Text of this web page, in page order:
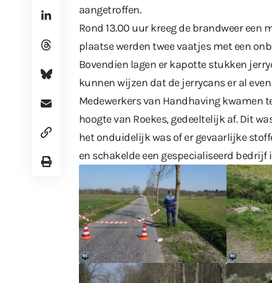
aangetroffen.
Rond 13.00 uur kreeg de brandweer een
plaatse werden twee vaatjes met een
Bovendien lagen er kapotte stukken
kunnen wijzen dat de jerrycans er al
Medewerkers van Handhaving kwamen
hoogte van Roekes, gedeeltelijk af. Dit
het onduidelijk was of er gevaarlijke
en schakelde een gespecialiseerd